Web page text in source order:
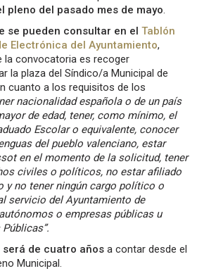
pleno del pasado mes de mayo.
se pueden consultar en elTablón
Electrónica del Ayuntamiento,
la convocatoria es recoger
la plaza del Síndico/a Municipal de
cuanto a los requisitos de los
nacionalidad española o de un país
de edad, tener, como mínimo, el
Escolar o equivalente, conocer
del pueblo valenciano, estar
en el momento de la solicitud, tener
civiles o políticos, no estar afiliado
y no tener ningún cargo político o
servicio del Ayuntamiento de
o empresas públicas u
de cuatro años a contar desde el
Municipal.